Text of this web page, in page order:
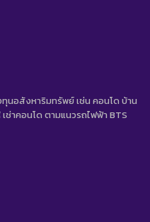
นอสังหาริมทรัพย์ เช่น คอนโด บ้าน
าคอนโด ตามแนวรถไฟฟ้า BTS